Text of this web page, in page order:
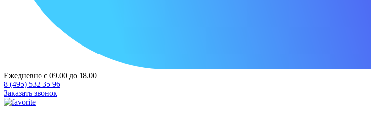
Ежедневно с 09.00 до 18.00
8 (495) 532 35 96
Заказать звонок